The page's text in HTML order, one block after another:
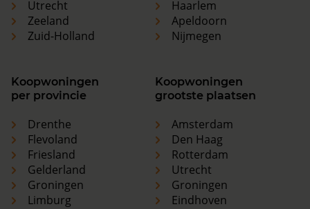
Utrecht
Zeeland
Zuid-Holland
Haarlem
Apeldoorn
Nijmegen
Koopwoningen
per provincie
Drenthe
Flevoland
Friesland
Gelderland
Groningen
Limburg
Koopwoningen
grootste plaatsen
Amsterdam
Den Haag
Rotterdam
Utrecht
Groningen
Eindhoven